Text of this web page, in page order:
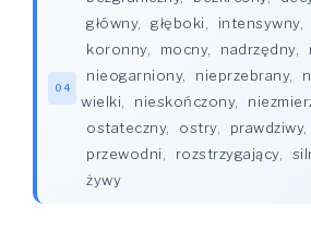
04
główny, głęboki intensywny,
koronny, mocny, nadrzędny,
nieogarniony, nieprzebrany,
wielki
nieskończony,
ostateczny, ostry, prawdziwy,
przewodni
rozstrzygający,
żywy